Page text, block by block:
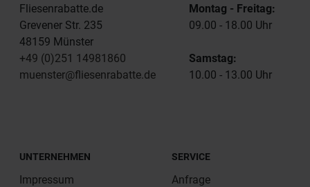
Fliesenrabatte.de
Grevener Str. 235
48159 Münster
+49 (0)251 14981860
muenster@fliesenrabatte.de
Montag - Freitag:
09.00 - 18.00 Uhr
Samstag:
10.00 - 13.00 Uhr
UNTERNEHMEN
Impressum
SERVICE
Anfrage